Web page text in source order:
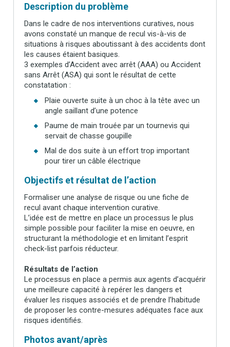
Description du problème
Dans le cadre de nos interventions curatives, nous
avons constaté un manque de recul vis-à-vis de
situations à risques aboutissant à des accidents dont
les causes étaient basiques.
3 exemples d’Accident avec arrêt (AAA) ou Accident
sans Arrêt (ASA) qui sont le résultat de cette
constatation :
Plaie ouverte suite à un choc à la tête avec un
angle saillant d’une potence
Paume de main trouée par un tournevis qui
servait de chasse goupille
Mal de dos suite à un effort trop important
pour tirer un câble électrique
Objectifs et résultat de l’action
Formaliser une analyse de risque ou une fiche de
recul avant chaque intervention curative.
L’idée est de mettre en place un processus le plus
simple possible pour faciliter la mise en oeuvre, en
structurant la méthodologie et en limitant l’esprit
check-list parfois réducteur.
Résultats de l’action
Le processus en place a permis aux agents d’acquérir
une meilleure capacité à repérer les dangers et
évaluer les risques associés et de prendre l’habitude
de proposer les contre-mesures adéquates face aux
risques identifiés.
Photos avant/après